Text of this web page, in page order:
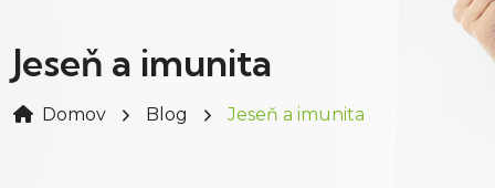
Jeseň a imunita
Domov Blog Jeseň a imunita